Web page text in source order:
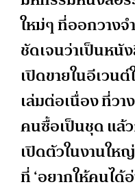
ใหม่ๆ ที่ออกวางจ
ชัดเจนว่าเป็นหนั
เปิดขายในอีเวน
เล่มต่อเนื่อง ที่วา
คนซื้อเป็นชุด แล้
เปิดตัวในงานให
ที่ ‘อยากให้คนได้